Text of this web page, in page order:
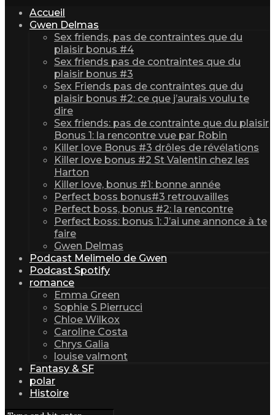
Accueil
Gwen Delmas
Sex friends, pas de contraintes que du
plaisir bonus #4
Sex friends pas de contraintes que du
plaisir bonus #3
Sex Friends pas de contraintes que du
plaisir bonus #2: ce que j’aurais voulu te
dire
Sex friends: pas de contrainte que du plaisir
Bonus 1: la rencontre vue par Robin
Killer love Bonus #3 drôles de révélations
Killer love bonus #2 St Valentin chez les
Harton
Killer love, bonus #1: bonne année
Perfect boss bonus#3 retrouvailles
Perfect boss, bonus #2: la rencontre
Perfect boss: bonus 1: J’ai une annonce à te
faire
Gwen Delmas
Podcast Melimelo de Gwen
Podcast Spotify
romance
Emma Green
Sophie S Pierrucci
Chloe Wilkox
Caroline Costa
Chrys Galia
louise valmont
Fantasy & SF
polar
Histoire